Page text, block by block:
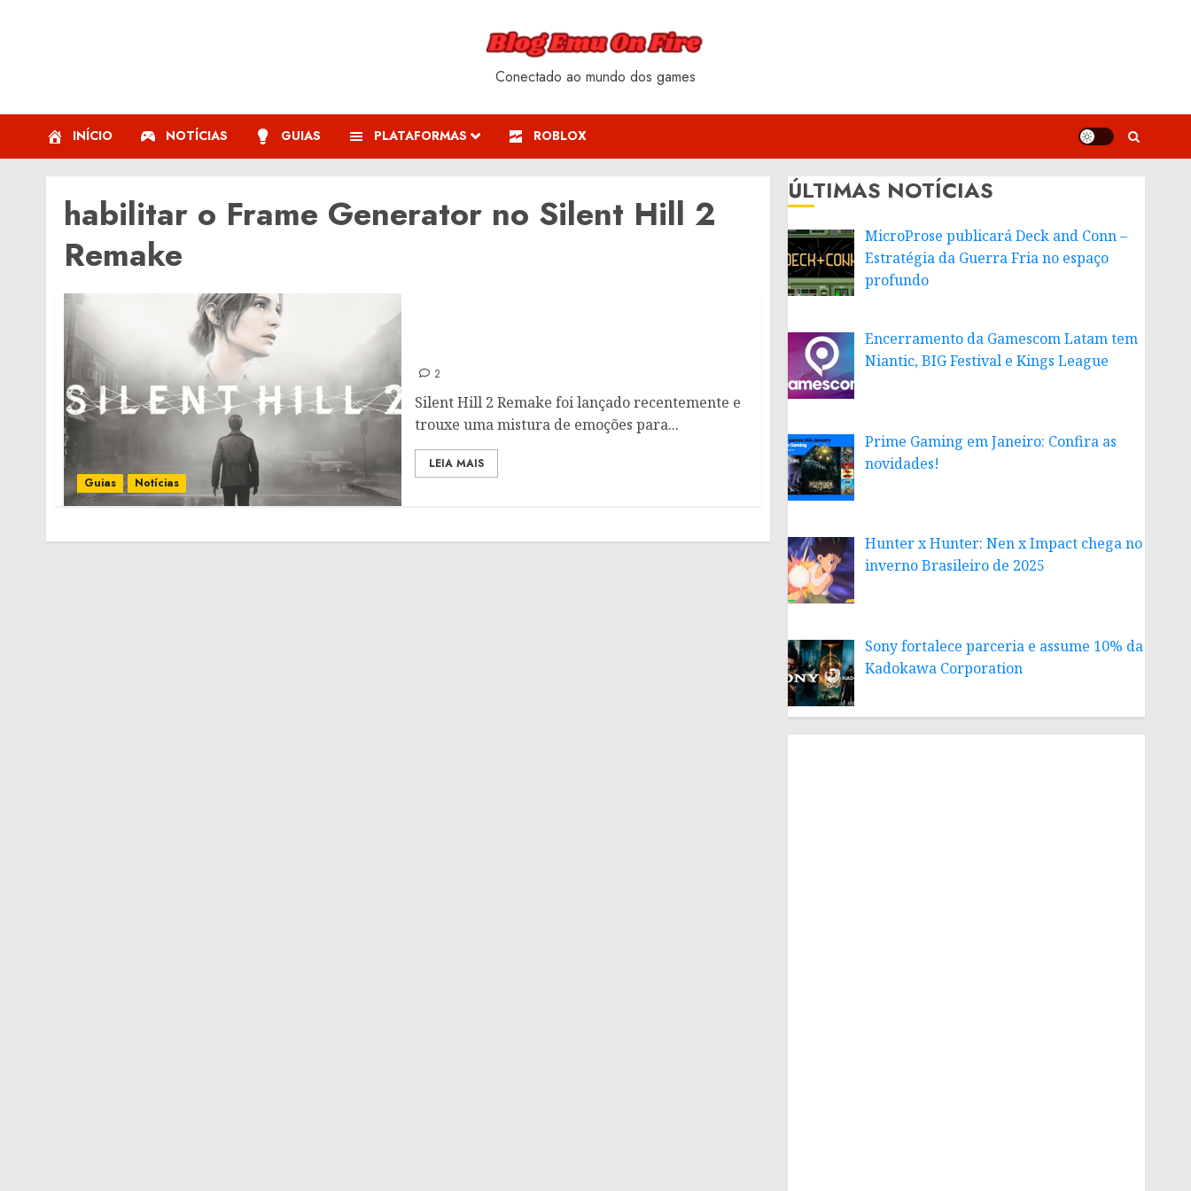
Conectado ao mundo dos games
INÍCIO NOTÍCIAS GUIAS PLATAFORMAS ROBLOX
habilitar o Frame Generator no Silent Hill 2
Remake
Guias Notícias
2
Silent Hill 2 Remake foi lançado recentemente e
trouxe uma mistura de emoções para...
LEIA MAIS
ÚLTIMAS NOTÍCIAS
MicroProse publicará Deck and Conn –
Estratégia da Guerra Fria no espaço
profundo
Encerramento da Gamescom Latam tem
Niantic, BIG Festival e Kings League
Prime Gaming em Janeiro: Confira as
novidades!
Hunter x Hunter: Nen x Impact chega no
inverno Brasileiro de 2025
Sony fortalece parceria e assume 10% da
Kadokawa Corporation